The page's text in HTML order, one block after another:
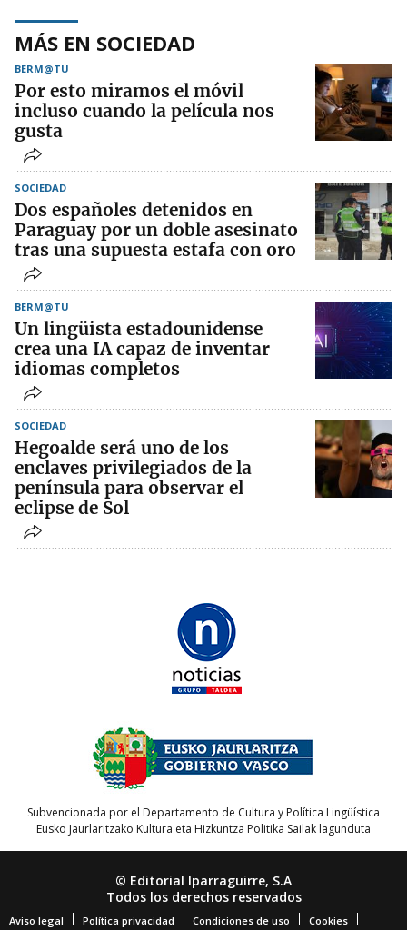
MÁS EN SOCIEDAD
BERM@TU
Por esto miramos el móvil
incluso cuando la película nos
gusta
SOCIEDAD
Dos españoles detenidos en
Paraguay por un doble asesinato
tras una supuesta estafa con oro
BERM@TU
Un lingüista estadounidense
crea una IA capaz de inventar
idiomas completos
SOCIEDAD
Hegoalde será uno de los
enclaves privilegiados de la
península para observar el
eclipse de Sol
Subvencionada por el Departamento de Cultura y Política Lingüística
Eusko Jaurlaritzako Kultura eta Hizkuntza Politika Sailak lagunduta
© Editorial Iparraguirre, S.A
Todos los derechos reservados
Aviso legal Política privacidad Condiciones de uso Cookies